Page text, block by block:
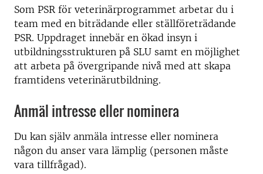
Som PSR för veterinärprogrammet arbetar du i
team med en biträdande eller ställföreträdande
PSR. Uppdraget innebär en ökad insyn i
utbildningsstrukturen på SLU samt en möjlighet
att arbeta på övergripande nivå med att skapa
framtidens veterinärutbildning.
Anmäl intresse eller nominera
Du kan själv anmäla intresse eller nominera
någon du anser vara lämplig (personen måste
vara tillfrågad).